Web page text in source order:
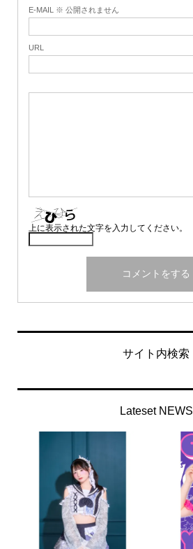
E-MAIL ※ 公開されません
URL
上に表示された文字を入力してください。
サイト内検索
Lateset NEWS